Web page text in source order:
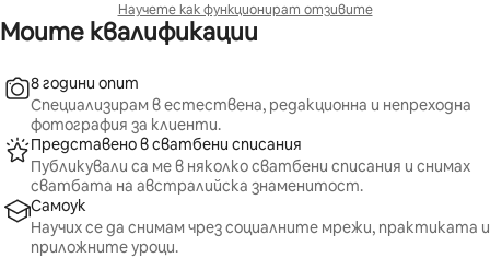
Научете как функционират отзивите
Моите квалификации
8 години опит
Специализирам в естествена, редакционна и непреходна
фотография за клиенти.
Представено в сватбени списания
Публикували са ме в няколко сватбени списания и снимах
сватбата на австралийска знаменитост.
Самоук
Научих се да снимам чрез социалните мрежи, практиката и
приложните уроци.